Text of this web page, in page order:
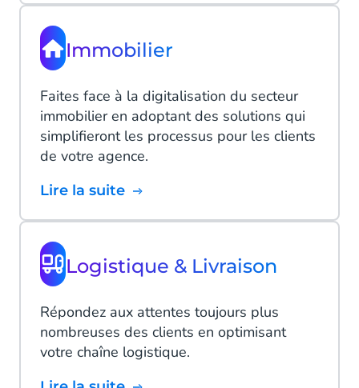
Immobilier
Faites face à la digitalisation du secteur
immobilier en adoptant des solutions qui
simplifieront les processus pour les clients
de votre agence.
Lire la suite
Logistique & Livraison
Répondez aux attentes toujours plus
nombreuses des clients en optimisant
votre chaîne logistique.